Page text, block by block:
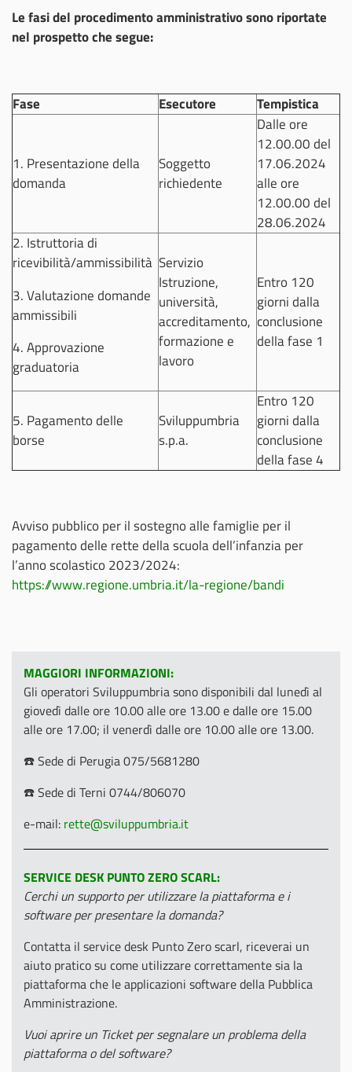
Le fasi del procedimento amministrativo sono riportate
nel prospetto che segue:
Fase Esecutore Tempistica
1. Presentazione della
domanda
Soggetto
richiedente
Dalle ore
12.00.00 del
17.06.2024
alle ore
12.00.00 del
28.06.2024
2. Istruttoria di
ricevibilità/ammissibilità
3. Valutazione domande
ammissibili
4. Approvazione
graduatoria
Servizio
Istruzione,
università,
accreditamento,
formazione e
lavoro
Entro 120
giorni dalla
conclusione
della fase 1
5. Pagamento delle
borse
Sviluppumbria
s.p.a.
Entro 120
giorni dalla
conclusione
della fase 4
Avviso pubblico per il sostegno alle famiglie per il
pagamento delle rette della scuola dell’infanzia per
l’anno scolastico 2023/2024:
https://www.regione.umbria.it/la-regione/bandi
MAGGIORI INFORMAZIONI:
Gli operatori Sviluppumbria sono disponibili dal lunedì al
giovedì dalle ore 10.00 alle ore 13.00 e dalle ore 15.00
alle ore 17.00; il venerdì dalle ore 10.00 alle ore 13.00.
☎️ Sede di Perugia 075/5681280
☎️ Sede di Terni 0744/806070
e-mail: rette@sviluppumbria.it
SERVICE DESK PUNTO ZERO SCARL:
Cerchi un supporto per utilizzare la piattaforma e i
software per presentare la domanda?
Contatta il service desk Punto Zero scarl, riceverai un
aiuto pratico su come utilizzare correttamente sia la
piattaforma che le applicazioni software della Pubblica
Amministrazione.
Vuoi aprire un Ticket per segnalare un problema della
piattaforma o del software?